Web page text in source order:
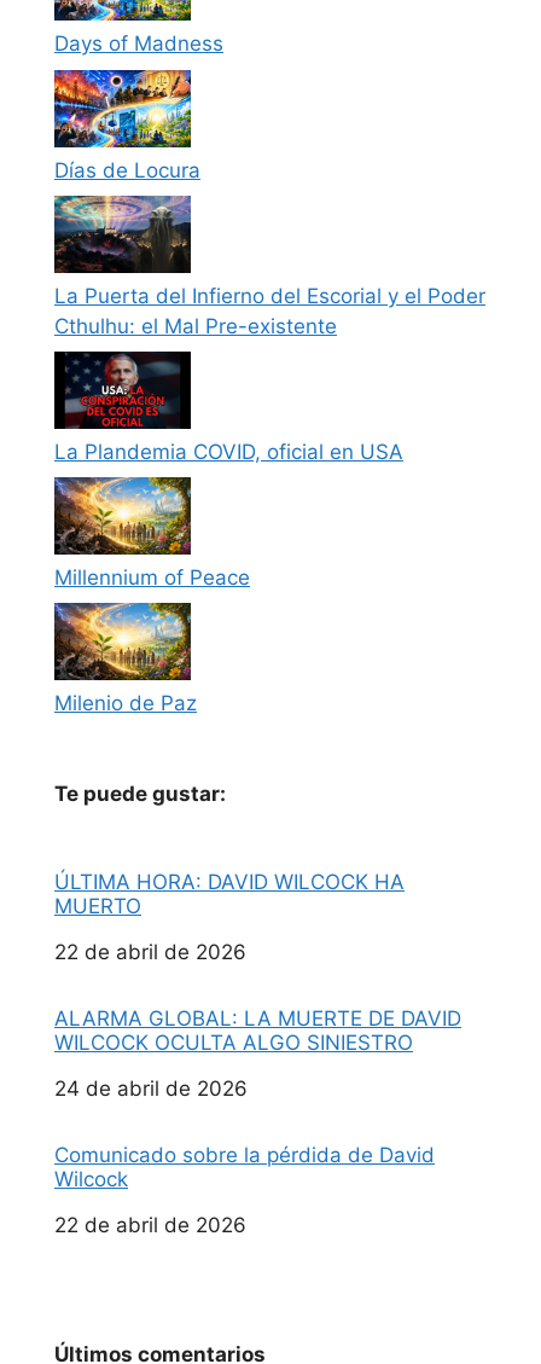
Days of Madness
Días de Locura
La Puerta del Infierno del Escorial y el Poder
Cthulhu: el Mal Pre-existente
La Plandemia COVID, oficial en USA
Millennium of Peace
Milenio de Paz
Te puede gustar:
ÚLTIMA HORA: DAVID WILCOCK HA
MUERTO
Fecha
22 de abril de 2026
ALARMA GLOBAL: LA MUERTE DE DAVID
WILCOCK OCULTA ALGO SINIESTRO
Fecha
24 de abril de 2026
Comunicado sobre la pérdida de David
Wilcock
Fecha
22 de abril de 2026
Últimos comentarios